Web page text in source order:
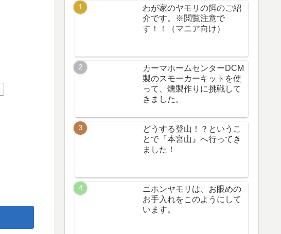
わが家のヤモリの餌のご紹
介です。※閲覧注意で
す！！（マニア向け）
カーマホームセンターDCM
製のスモーカーキットを使
って、燻製作りに挑戦して
きました。
どうする登山！？というこ
とで『本宮山』へ行ってき
ました！
ニホンヤモリは、お眼めの
お手入れをこのようにして
います。